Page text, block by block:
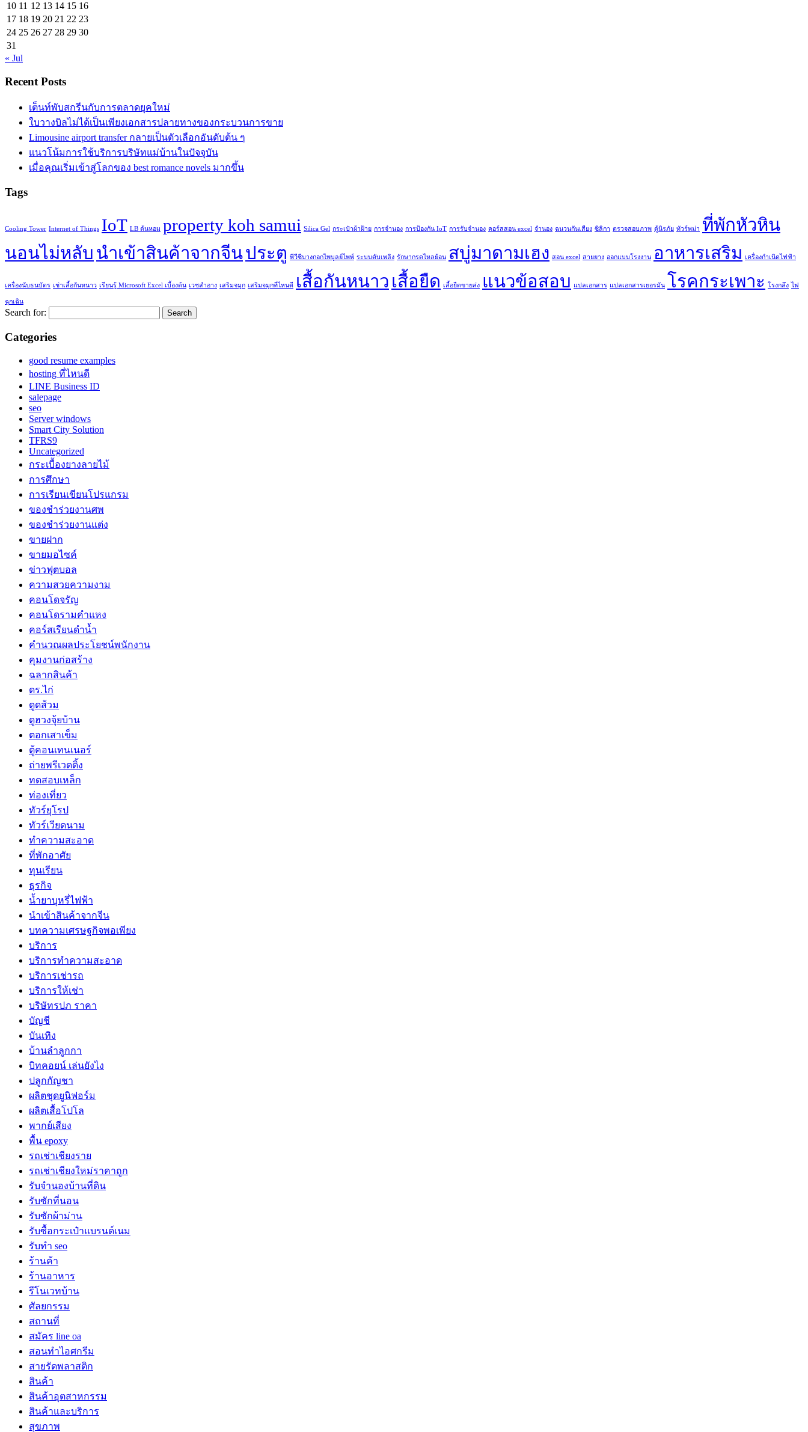
10 11 12 13 14 15 16
17 18 19 20 21 22 23
24 25 26 27 28 29 30
31
« Jul
Recent Posts
เต็นท์พับสกรีนกับการตลาดยุคใหม่
ใบวางบิลไม่ได้เป็นเพียงเอกสารปลายทางของกระบวนการขาย
Limousine airport transfer กลายเป็นตัวเลือกอันดับต้น ๆ
แนวโน้มการใช้บริการบริษัทแม่บ้านในปัจจุบัน
เมื่อคุณเริ่มเข้าสู่โลกของ best romance novels มากขึ้น
Tags
Cooling Tower Internet of Things IoT LB ต้นหอม property koh samui Silica Gel กระเป๋าผ้าฝ้าย การจำนอง การป้องกัน IoT การรับจำนอง คอร์สสอน excel จำนอง ฉนวนกันเสียง ซิลิกา ตรวจสอบภาพ ตู้นิรภัย ทัวร์พม่า ที่พักหัวหิน
นอนไม่หลับ นำเข้าสินค้าจากจีนประตู พีวีซีบางกอกไพบูลย์ไพพ์ ระบบดับเพลิง รักษากรดไหลย้อน สบู่มาดามเฮง สอน excel สายยาง ออกแบบโรงงาน อาหารเสริม เครื่องกำเนิดไฟฟ้า
เครื่องนับธนบัตร เช่าเสื้อกันหนาว เรียนรู้ Microsoft Excel เบื้องต้น เวชสำอาง เสริมจมูก เสริมจมูกที่ไหนดี เสื้อกันหนาว เสื้อยืด เสื้อยืดขายส่ง แนวข้อสอบ แปลเอกสาร แปลเอกสารเยอรมัน โรคกระเพาะ โรงกลึง ไฟ
ฉุกเฉิน
Search for:
Categories
good resume examples
hosting ที่ไหนดี
LINE Business ID
salepage
seo
Server windows
Smart City Solution
TFRS9
Uncategorized
กระเบื้องยางลายไม้
การศึกษา
การเรียนเขียนโปรแกรม
ของชำร่วยงานศพ
ของชำร่วยงานแต่ง
ขายฝาก
ขายมอไซค์
ข่าวฟุตบอล
ความสวยความงาม
คอนโดจรัญ
คอนโดรามคำแหง
คอร์สเรียนดำน้ำ
คำนวณผลประโยชน์พนักงาน
คุมงานก่อสร้าง
ฉลากสินค้า
ดร.ไก่
ดูดส้วม
ดูฮวงจุ้ยบ้าน
ตอกเสาเข็ม
ตู้คอนเทนเนอร์
ถ่ายพรีเวดดิ้ง
ทดสอบเหล็ก
ท่องเที่ยว
ทัวร์ยุโรป
ทัวร์เวียดนาม
ทำความสะอาด
ที่พักอาศัย
ทุนเรียน
ธุรกิจ
น้ำยาบุหรี่ไฟฟ้า
นำเข้าสินค้าจากจีน
บทความเศรษฐกิจพอเพียง
บริการ
บริการทำความสะอาด
บริการเช่ารถ
บริการให้เช่า
บริษัทรปภ ราคา
บัญชี
บันเทิง
บ้านลำลูกกา
บิทคอยน์ เล่นยังไง
ปลูกกัญชา
ผลิตชุดยูนิฟอร์ม
ผลิตเสื้อโปโล
พากย์เสียง
พื้น epoxy
รถเช่าเชียงราย
รถเช่าเชียงใหม่ราคาถูก
รับจำนองบ้านที่ดิน
รับซักที่นอน
รับซักผ้าม่าน
รับซื้อกระเป๋าแบรนด์เนม
รับทำ seo
ร้านค้า
ร้านอาหาร
รีโนเวทบ้าน
ศัลยกรรม
สถานที่
สมัคร line oa
สอนทำไอศกรีม
สายรัดพลาสติก
สินค้า
สินค้าอุตสาหกรรม
สินค้าและบริการ
สุขภาพ